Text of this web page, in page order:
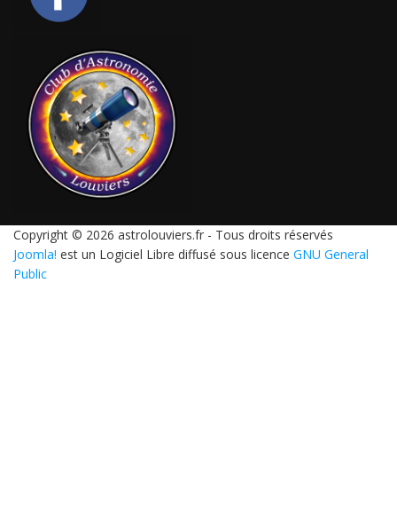
Copyright © 2026 astrolouviers.fr - Tous droits réservés
Joomla! est un Logiciel Libre diffusé sous licence GNU General
Public